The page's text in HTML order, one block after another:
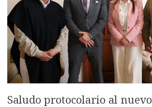
Saludo protocolario al nuevo